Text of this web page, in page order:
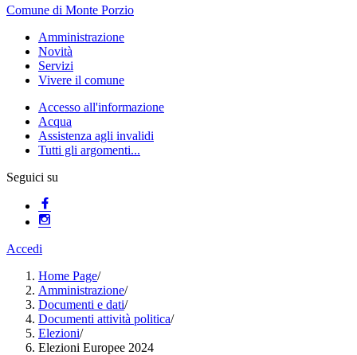
Comune di Monte Porzio
Amministrazione
Novità
Servizi
Vivere il comune
Accesso all'informazione
Acqua
Assistenza agli invalidi
Tutti gli argomenti...
Seguici su
Accedi
Home Page/
Amministrazione/
Documenti e dati/
Documenti attività politica/
Elezioni/
Elezioni Europee 2024